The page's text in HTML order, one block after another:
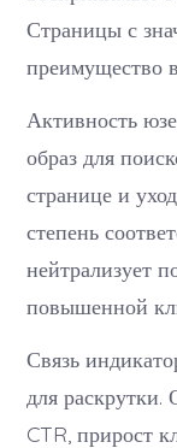
Страницы с
преимущество
Активность
образ для
странице и
степень
нейтрализует
повышенной
Связь
для
CTR, прирост